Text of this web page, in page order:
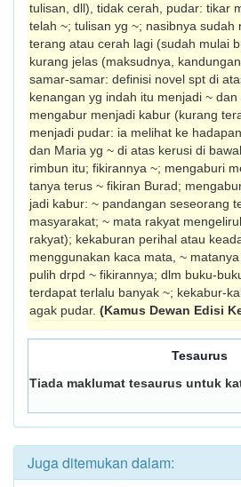
tulisan, dll), tidak cerah, pudar: tikar
telah ~; tulisan yg ~; nasibnya sudah
terang atau cerah lagi (sudah mulai
kurang jelas (maksudnya,
samar-samar: definisi novel spt di
kenangan yg indah itu menjadi ~
mengabur menjadi kabur (kurang
menjadi pudar: ia melihat ke
dan Maria yg ~ di atas kerusi di
rimbun itu; fikirannya ~; mengaburi
tanya terus ~ fikiran Burad;
jadi kabur: ~ pandangan seseorang
masyarakat; ~ mata rakyat
rakyat); kekaburan perihal atau
menggunakan kaca mata, ~
pulih drpd ~ fikirannya; dlm buku-
terdapat terlalu banyak ~; kekabur-
agak pudar. (Kamus Dewan Edisi
Tesaurus
Tiada maklumat tesaurus untuk
Juga ditemukan dalam: